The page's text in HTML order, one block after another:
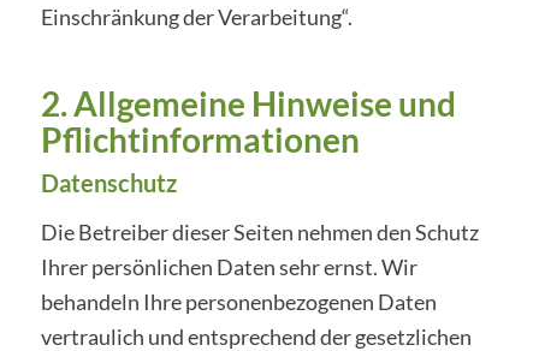
Einschränkung der Verarbeitung“.
2. Allgemeine Hinweise und
Pflichtinformationen
Datenschutz
Die Betreiber dieser Seiten nehmen den Schutz
Ihrer persönlichen Daten sehr ernst. Wir
behandeln Ihre personenbezogenen Daten
vertraulich und entsprechend der gesetzlichen